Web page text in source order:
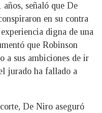
señaló que De
en su contra
digna de una
que Robinson
a sus ambiciones de ir
jurado ha fallado a
De Niro aseguró